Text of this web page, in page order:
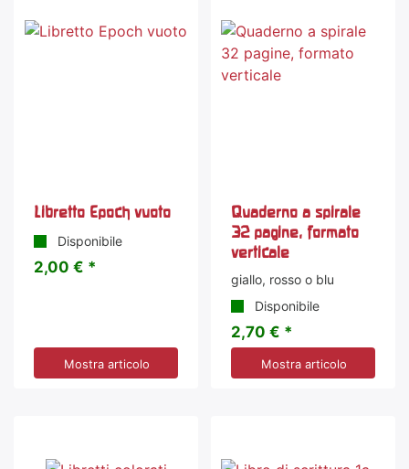
Libretto Epoch vuoto
Disponibile
2,00 € *
Mostra articolo
Quaderno a spirale
32 pagine, formato
verticale
giallo, rosso o blu
Disponibile
2,70 € *
Mostra articolo